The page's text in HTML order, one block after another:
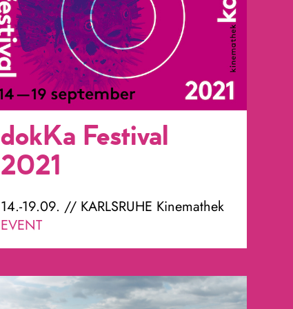
dokKa Festival
2021
14.-19.09. // KARLSRUHE Kinemathek
EVENT